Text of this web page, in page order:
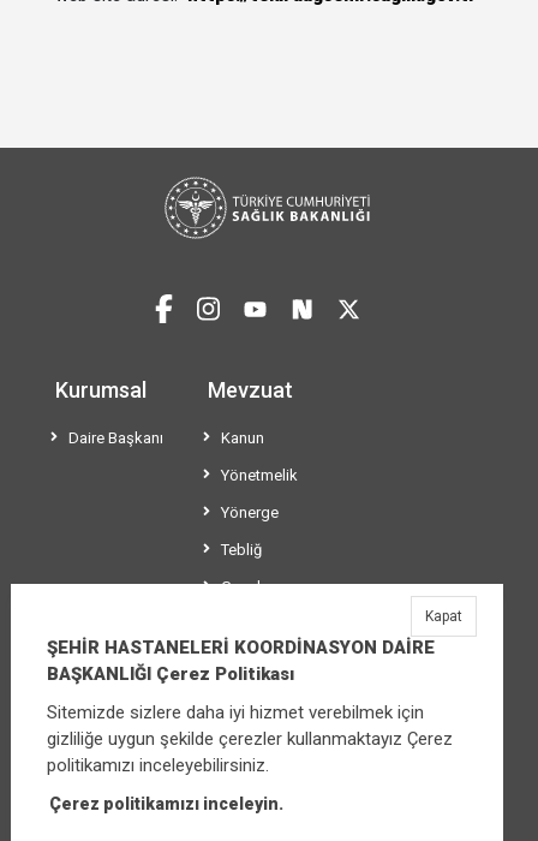
Kurumsal
Daire Başkanı
Mevzuat
Kanun
Yönetmelik
Yönerge
Tebliğ
Genelge
ŞEHİR HASTANELERİ KOORDİNASYON DAİRE
BAŞKANLIĞI
Üniversiteler Mahallesi Şehit Mehmet Bayraktar
Caddesi No:3 Çankaya/Ankara
ŞEHİR HASTANELERİ KOORDİNASYON DAİRE
BAŞKANLIĞI Çerez Politikası
Sitemizde sizlere daha iyi hizmet verebilmek için
gizliliğe uygun şekilde çerezler kullanmaktayız Çerez
politikamızı inceleyebilirsiniz.
Çerez politikamızı inceleyin.
Kapat